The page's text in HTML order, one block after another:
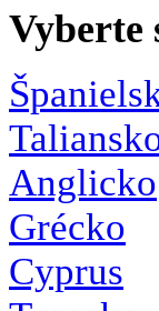
Vyberte
Anglicko
Grécko
Cyprus